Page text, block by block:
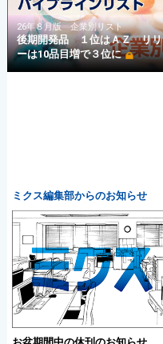
26年８月版 企業別リスト
後期開発品 １位はＡＺ リリ
ーは10品目増で３位に
ミクス編集部からのお知らせ